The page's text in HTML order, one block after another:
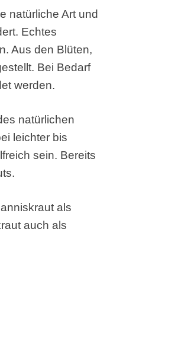
natürliche Art und
Echtes
Aus den Blüten,
Bei Bedarf
werden.
natürlichen
leichter bis
sein. Bereits
als
auch als